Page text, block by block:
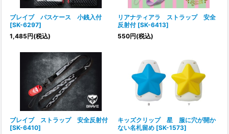
ブレイブ パスケース 小銭入付
[SK-6297]
1,485円(税込)
リアナティアラ ストラップ 安全
反射付 [SK-6413]
550円(税込)
ブレイブ ストラップ 安全反射付
[SK-6410]
キッズクリップ 星 服に穴が開か
ない名札留め [SK-1573]